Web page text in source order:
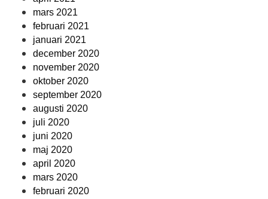
mars 2021
februari 2021
januari 2021
december 2020
november 2020
oktober 2020
september 2020
augusti 2020
juli 2020
juni 2020
maj 2020
april 2020
mars 2020
februari 2020